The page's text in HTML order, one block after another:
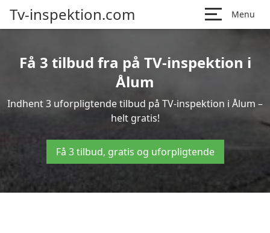
Tv-inspektion.com Menu
Få 3 tilbud fra på TV-inspektion i
Ålum
Indhent 3 uforpligtende tilbud på TV-inspektion i Ålum –
helt gratis!
Få 3 tilbud, gratis og uforpligtende